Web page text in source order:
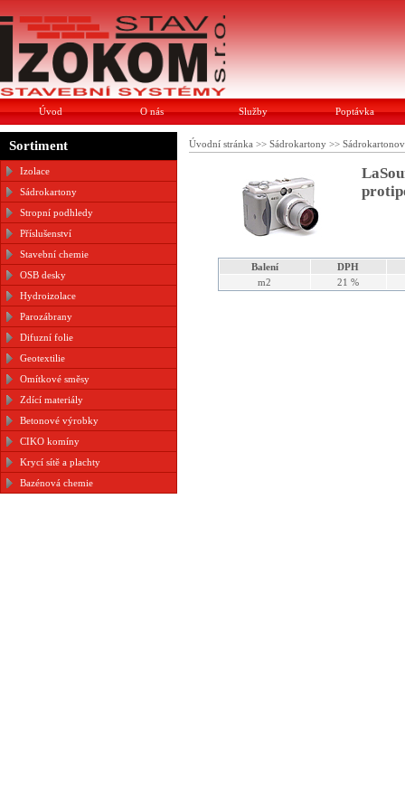
Úvod O nás Služby Poptávka
Sortiment
Izolace
Sádrokartony
Stropní podhledy
Příslušenství
Stavební chemie
OSB desky
Hydroizolace
Parozábrany
Difuzní folie
Geotextilie
Omítkové směsy
Zdící materiály
Betonové výrobky
CIKO komíny
Krycí sítě a plachty
Bazénová chemie
Úvodní stránka >> Sádrokartony >>
Balení
DPH
m2
21 %